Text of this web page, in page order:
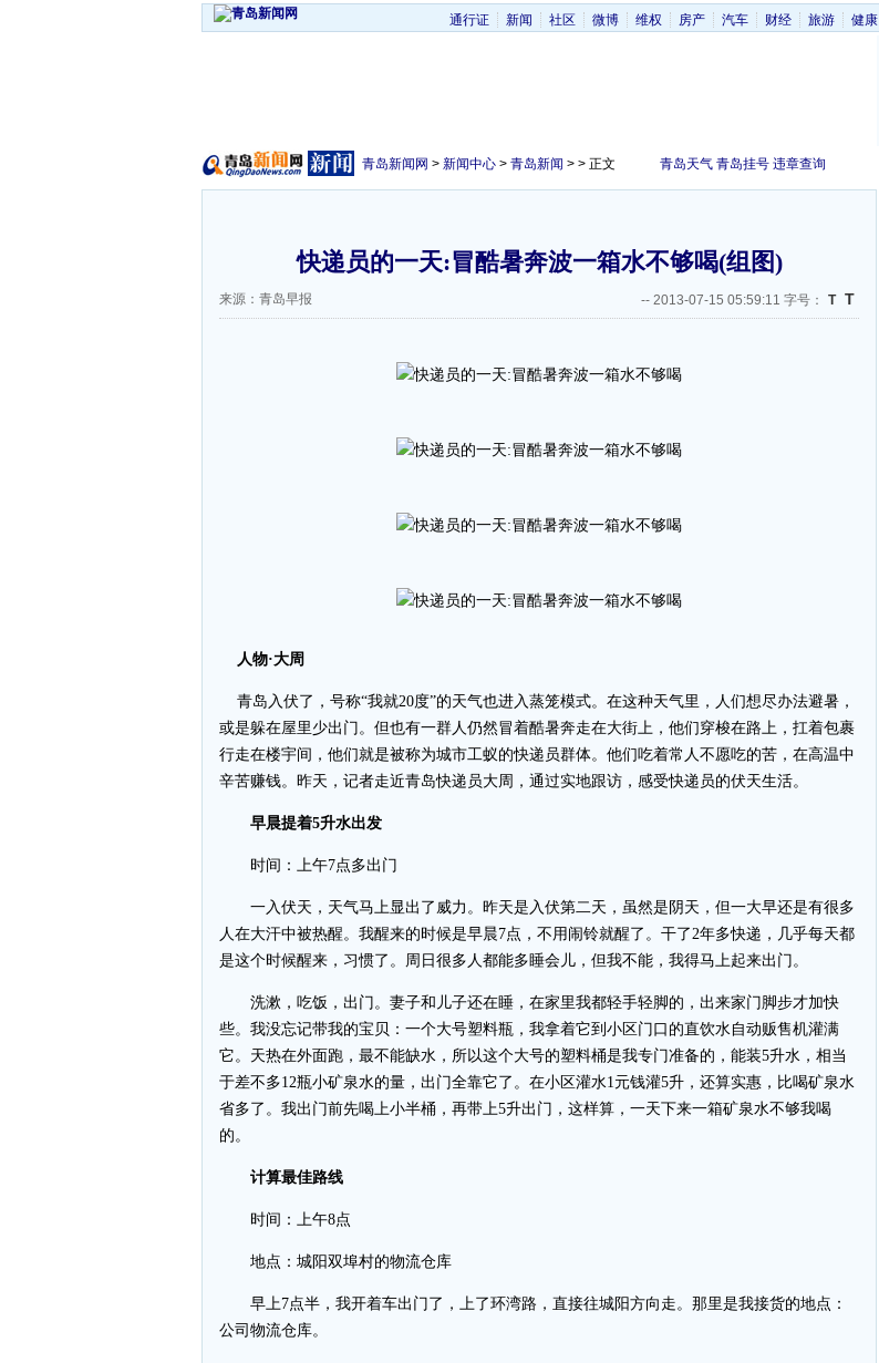
通行证 新闻 社区 微博 维权 房产 汽车 财经 旅游 健康
青岛新闻网 > 新闻中心 > 青岛新闻 > > 正文 青岛天气 青岛挂号 违章查询
快递员的一天:冒酷暑奔波一箱水不够喝(组图)
来源：青岛早报 -- 2013-07-15 05:59:11 字号： T T
人物·大周
青岛入伏了，号称“我就20度”的天气也进入蒸笼模式。在这种天气里，人们想尽办法避暑，
或是躲在屋里少出门。但也有一群人仍然冒着酷暑奔走在大街上，他们穿梭在路上，扛着包裹
行走在楼宇间，他们就是被称为城市工蚁的快递员群体。他们吃着常人不愿吃的苦，在高温中
辛苦赚钱。昨天，记者走近青岛快递员大周，通过实地跟访，感受快递员的伏天生活。
早晨提着5升水出发
时间：上午7点多出门
一入伏天，天气马上显出了威力。昨天是入伏第二天，虽然是阴天，但一大早还是有很多
人在大汗中被热醒。我醒来的时候是早晨7点，不用闹铃就醒了。干了2年多快递，几乎每天都
是这个时候醒来，习惯了。周日很多人都能多睡会儿，但我不能，我得马上起来出门。
洗漱，吃饭，出门。妻子和儿子还在睡，在家里我都轻手轻脚的，出来家门脚步才加快
些。我没忘记带我的宝贝：一个大号塑料瓶，我拿着它到小区门口的直饮水自动贩售机灌满
它。天热在外面跑，最不能缺水，所以这个大号的塑料桶是我专门准备的，能装5升水，相当
于差不多12瓶小矿泉水的量，出门全靠它了。在小区灌水1元钱灌5升，还算实惠，比喝矿泉水
省多了。我出门前先喝上小半桶，再带上5升出门，这样算，一天下来一箱矿泉水不够我喝
的。
计算最佳路线
时间：上午8点
地点：城阳双埠村的物流仓库
早上7点半，我开着车出门了，上了环湾路，直接往城阳方向走。那里是我接货的地点：
公司物流仓库。